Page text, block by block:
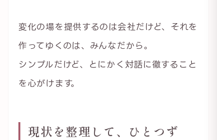
変化の場を提供するのは会社だけど、それを
作ってゆくのは、みんなだから。
シンプルだけど、とにかく対話に徹すること
を心がけます。
現状を整理して、ひとつず